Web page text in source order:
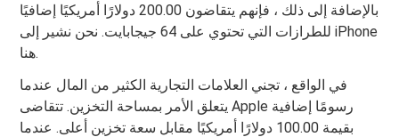
بالإضافة إلى ذلك ، فإنهم يتقاضون 200.00 دولارًا أمريكيًا إضافيًا
للطرازات التي تحتوي على 64 جيجابايت. نحن نشير إلى iPhone
هنا.
في الواقع ، تجني العلامات التجارية الكثير من المال عندما
يتعلق الأمر بمساحة التخزين. تتقاضى Apple رسومًا إضافية
بقيمة 100.00 دولارًا أمريكيًا مقابل سعة تخزين أعلى. عندما